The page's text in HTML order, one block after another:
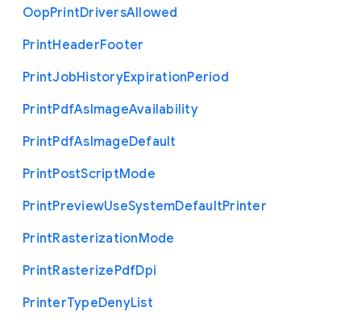
OopPrintDriversAllowed
PrintHeaderFooter
PrintJobHistoryExpirationPeriod
PrintPdfAsImageAvailability
PrintPdfAsImageDefault
PrintPostScriptMode
PrintPreviewUseSystemDefaultPrinter
PrintRasterizationMode
PrintRasterizePdfDpi
PrinterTypeDenyList